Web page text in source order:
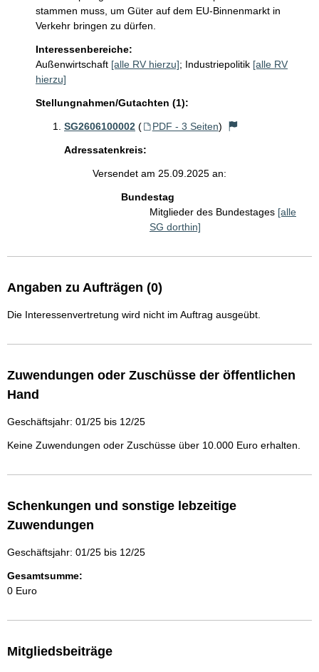
stammen muss, um Güter auf dem EU-Binnenmarkt in
Verkehr bringen zu dürfen.
Interessenbereiche:
Außenwirtschaft [alle RV hierzu]; Industriepolitik [alle RV
hierzu]
Stellungnahmen/Gutachten (1):
SG2606100002 ( PDF - 3 Seiten)
Adressatenkreis:
Versendet am 25.09.2025 an:
Bundestag
Mitglieder des Bundestages [alle
SG dorthin]
Angaben zu Aufträgen (0)
Die Interessenvertretung wird nicht im Auftrag ausgeübt.
Zuwendungen oder Zuschüsse der öffentlichen
Hand
Geschäftsjahr: 01/25 bis 12/25
Keine Zuwendungen oder Zuschüsse über 10.000 Euro erhalten.
Schenkungen und sonstige lebzeitige
Zuwendungen
Geschäftsjahr: 01/25 bis 12/25
Gesamtsumme:
0 Euro
Mitgliedsbeiträge